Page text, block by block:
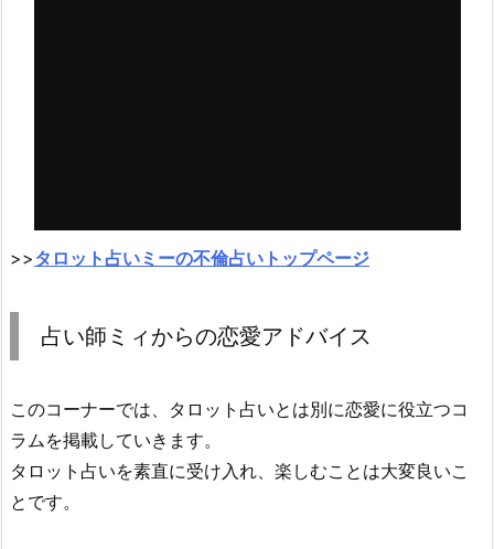
>>タロット占いミーの不倫占いトップページ
占い師ミィからの恋愛アドバイス
このコーナーでは、タロット占いとは別に恋愛に役立つコ
ラムを掲載していきます。
タロット占いを素直に受け入れ、楽しむことは大変良いこ
とです。